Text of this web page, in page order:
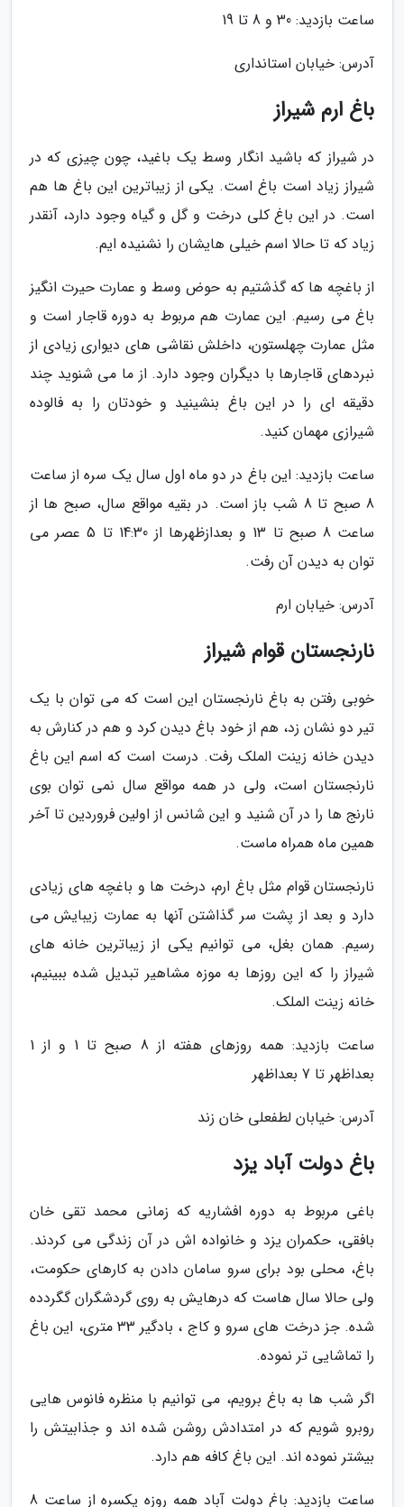
ساعت بازدید: 30 و 8 تا 19
آدرس: خیابان استانداری
باغ ارم شیراز
در شیراز که باشید انگار وسط یک باغید، چون چیزی که در
شیراز زیاد است باغ است. یکی از زیباترین این باغ ها هم
است. در این باغ کلی درخت و گل و گیاه وجود دارد، آنقدر
زیاد که تا حالا اسم خیلی هایشان را نشنیده ایم.
از باغچه ها که گذشتیم به حوض وسط و عمارت حیرت انگیز
باغ می رسیم. این عمارت هم مربوط به دوره قاجار است و
مثل عمارت چهلستون، داخلش نقاشی های دیواری زیادی از
نبردهای قاجارها با دیگران وجود دارد. از ما می شنوید چند
دقیقه ای را در این باغ بنشینید و خودتان را به فالوده
شیرازی مهمان کنید.
ساعت بازدید: این باغ در دو ماه اول سال یک سره از ساعت
8 صبح تا 8 شب باز است. در بقیه مواقع سال، صبح ها از
ساعت 8 صبح تا 13 و بعدازظهرها از 14:30 تا 5 عصر می
توان به دیدن آن رفت.
آدرس: خیابان ارم
نارنجستان قوام شیراز
خوبی رفتن به باغ نارنجستان این است که می توان با یک
تیر دو نشان زد، هم از خود باغ دیدن کرد و هم در کنارش به
دیدن خانه زینت الملک رفت. درست است که اسم این باغ
نارنجستان است، ولی در همه مواقع سال نمی توان بوی
نارنج ها را در آن شنید و این شانس از اولین فروردین تا آخر
همین ماه همراه ماست.
نارنجستان قوام مثل باغ ارم، درخت ها و باغچه های زیادی
دارد و بعد از پشت سر گذاشتن آنها به عمارت زیبایش می
رسیم. همان بغل، می توانیم یکی از زیباترین خانه های
شیراز را که این روزها به موزه مشاهیر تبدیل شده ببینیم،
خانه زینت الملک.
ساعت بازدید: همه روزهای هفته از 8 صبح تا 1 و از 1
بعداظهر تا 7 بعداظهر
آدرس: خیابان لطفعلی خان زند
باغ دولت آباد یزد
باغی مربوط به دوره افشاریه که زمانی محمد تقی خان
بافقی، حکمران یزد و خانواده اش در آن زندگی می کردند.
باغ، محلی بود برای سرو سامان دادن به کارهای حکومت،
ولی حالا سال هاست که درهایش به روی گردشگران گگردده
شده. جز درخت های سرو و کاج ، بادگیر 33 متری، این باغ
را تماشایی تر نموده.
اگر شب ها به باغ برویم، می توانیم با منظره فانوس هایی
روبرو شویم که در امتدادش روشن شده اند و جذابیتش را
بیشتر نموده اند. این باغ کافه هم دارد.
ساعت بازدید: باغ دولت آباد همه روزه یکسره از ساعت 8